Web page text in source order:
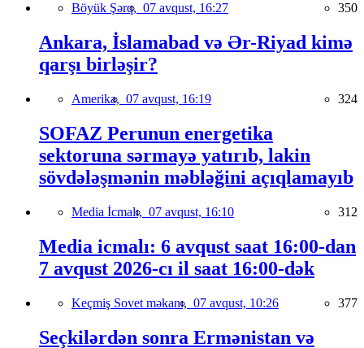
Böyük Şərq, 07 avqust, 16:27 350
Ankara, İslamabad və Ər-Riyad kimə
qarşı birləşir?
Amerika, 07 avqust, 16:19 324
SOFAZ Perunun energetika
sektoruna sərmayə yatırıb, lakin
sövdələşmənin məbləğini açıqlamayıb
Media İcmalı, 07 avqust, 16:10 312
Media icmalı: 6 avqust saat 16:00-dan
7 avqust 2026-cı il saat 16:00-dək
Keçmiş Sovet məkanı, 07 avqust, 10:26 377
Seçkilərdən sonra Ermənistan və